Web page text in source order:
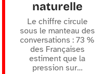
naturelle
Le chiffre circule
sous le manteau des
conversations : 73 %
des Françaises
estiment que la
pression sur…